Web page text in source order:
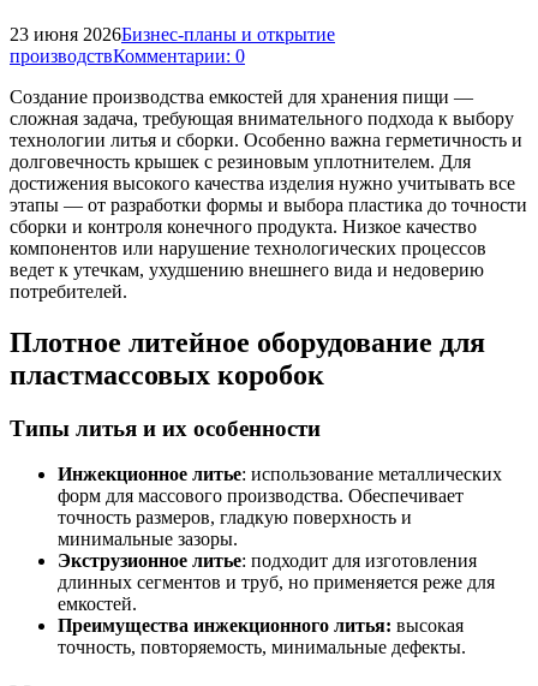
23 июня 2026Бизнес-планы и открытие
производствКомментарии: 0
Создание производства емкостей для хранения пищи —
сложная задача, требующая внимательного подхода к выбору
технологии литья и сборки. Особенно важна герметичность и
долговечность крышек с резиновым уплотнителем. Для
достижения высокого качества изделия нужно учитывать все
этапы — от разработки формы и выбора пластика до точности
сборки и контроля конечного продукта. Низкое качество
компонентов или нарушение технологических процессов
ведет к утечкам, ухудшению внешнего вида и недоверию
потребителей.
Плотное литейное оборудование для
пластмассовых коробок
Типы литья и их особенности
Инжекционное литье: использование металлических
форм для массового производства. Обеспечивает
точность размеров, гладкую поверхность и
минимальные зазоры.
Экструзионное литье: подходит для изготовления
длинных сегментов и труб, но применяется реже для
емкостей.
Преимущества инжекционного литья: высокая
точность, повторяемость, минимальные дефекты.